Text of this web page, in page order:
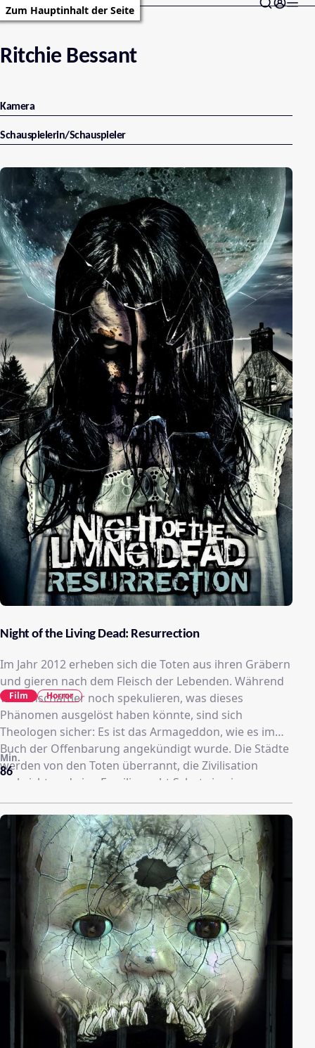
Zum Hauptinhalt der Seite
Ritchie Bessant
Kamera
Schauspielerin/Schauspieler
Night of the Living Dead: Resurrection
Im Jahr 2012 erheben sich die Toten aus ihren Gräbern
und gieren nach dem Fleisch der Lebenden. Während
Wissenschaftler noch spekulieren, was dieses
Phänomen ausgelöst haben könnte, sind sich
Theologen sicher: Es ist das Armageddon, wie es im
Buch der Offenbarung angekündigt wurde. Die Städte
werden von den Toten überrannt, die Zivilisation
zerbricht und eine Familie sucht Schutz in einem
isolierten Landhaus im westlichen Wales. Aber die
größte Bedrohung lauert nicht draußen, sondern
unter ihnen …
86
Min.
Film Horror